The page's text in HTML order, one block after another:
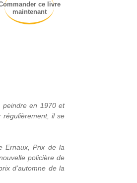
ce livre
maintenant
peindre en 1970 et
régulièrement, il se
Ernaux, Prix de la
policière de
d’automne de la